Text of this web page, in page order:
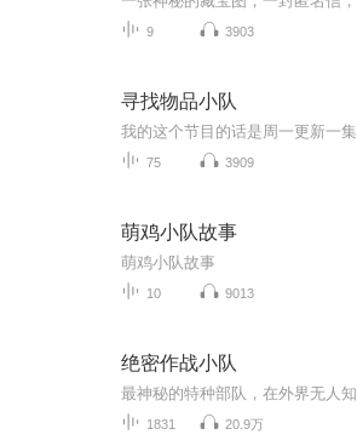
9 3903
寻找物品小队
75 3909
萌鸡小队故事
萌鸡小队故事
10 9013
绝密作战小队
1831 20.9万